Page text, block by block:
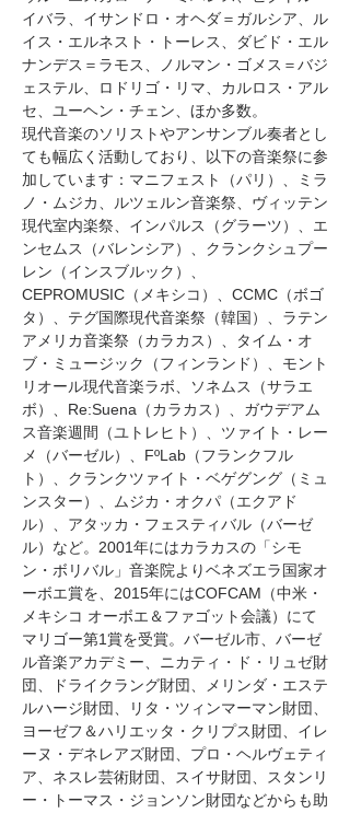
イバラ、イサンドロ・オヘダ＝ガルシア、ル
イス・エルネスト・トーレス、ダビド・エル
ナンデス＝ラモス、ノルマン・ゴメス＝バジ
ェステル、ロドリゴ・リマ、カルロス・アル
セ、ユーヘン・チェン、ほか多数。
現代音楽のソリストやアンサンブル奏者とし
ても幅広く活動しており、以下の音楽祭に参
加しています：マニフェスト（パリ）、ミラ
ノ・ムジカ、ルツェルン音楽祭、ヴィッテン
現代室内楽祭、インパルス（グラーツ）、エ
ンセムス（バレンシア）、クランクシュプー
レン（インスブルック）、
CEPROMUSIC（メキシコ）、CCMC（ボゴ
タ）、テグ国際現代音楽祭（韓国）、ラテン
アメリカ音楽祭（カラカス）、タイム・オ
ブ・ミュージック（フィンランド）、モント
リオール現代音楽ラボ、ソネムス（サラエ
ボ）、Re:Suena（カラカス）、ガウデアム
ス音楽週間（ユトレヒト）、ツァイト・レー
メ（バーゼル）、FºLab（フランクフル
ト）、クランクツァイト・ベゲグング（ミュ
ンスター）、ムジカ・オクパ（エクアド
ル）、アタッカ・フェスティバル（バーゼ
ル）など。2001年にはカラカスの「シモ
ン・ボリバル」音楽院よりベネズエラ国家オ
ーボエ賞を、2015年にはCOFCAM（中米・
メキシコ オーボエ＆ファゴット会議）にて
マリゴー第1賞を受賞。バーゼル市、バーゼ
ル音楽アカデミー、ニカティ・ド・リュゼ財
団、ドライクラング財団、メリンダ・エステ
ルハージ財団、リタ・ツィンマーマン財団、
ヨーゼフ＆ハリエッタ・クリプス財団、イレ
ーヌ・デネレアズ財団、プロ・ヘルヴェティ
ア、ネスレ芸術財団、スイサ財団、スタンリ
ー・トーマス・ジョンソン財団などからも助